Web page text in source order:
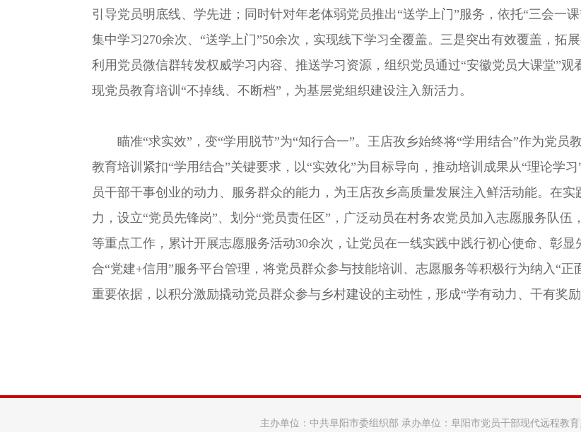
引导党员明底线、学先进；同时针对年老体弱党员推出“送学上门”服务，依托“三会一
集中学习270余次、“送学上门”50余次，实现线下学习全覆盖。三是突出有效覆盖，拓
利用党员微信群转发权威学习内容、推送学习资源，组织党员通过“安徽党员大课堂”
现党员教育培训“不掉线、不断档”，为基层党组织建设注入新活力。
瞄准“求实效”，变“学用脱节”为“知行合一”。 王店孜乡始终将“学用结合”作为党员
教育培训紧扣“学用结合”关键要求，以“实效化”为目标导向，推动培训成果从“理论学
员干部干事创业的动力、服务群众的能力，为王店孜乡高质量发展注入鲜活动能。在
力，设立“党员先锋岗”、划分“党员责任区”，广泛动员在村务农党员加入志愿服务队
等重点工作，累计开展志愿服务活动30余次，让党员在一线实践中践行初心使命、彰
合“党建+信用”服务平台管理，将党员群众参与技能培训、志愿服务等积极行为纳入“
重要依据，以积分激励撬动党员群众参与乡村建设的主动性，形成“学有动力、干有奖励
主办单位：中共阜阳市委组织部 承办单位：阜阳市党员干部现代远程教